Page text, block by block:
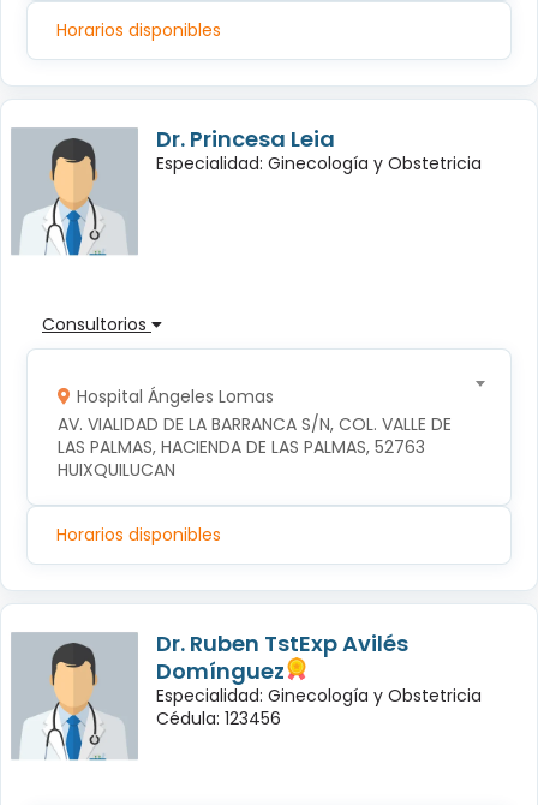
Horarios disponibles
Dr. Princesa Leia
Especialidad: Ginecología y Obstetricia
Consultorios
Hospital Ángeles Lomas
AV. VIALIDAD DE LA BARRANCA S/N, COL. VALLE DE
LAS PALMAS, HACIENDA DE LAS PALMAS, 52763
HUIXQUILUCAN
Horarios disponibles
Dr. Ruben TstExp Avilés
Domínguez
Especialidad: Ginecología y Obstetricia
Cédula: 123456